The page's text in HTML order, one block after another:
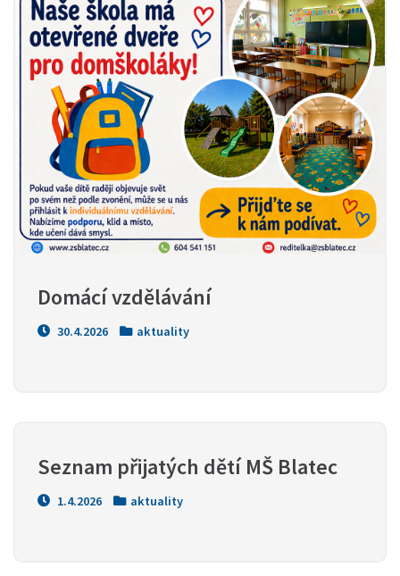
Domácí vzdělávání
30.4.2026 aktuality
Seznam přijatých dětí MŠ Blatec
1.4.2026 aktuality